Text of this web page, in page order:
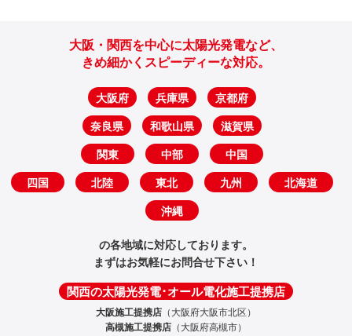
大阪・関西を中心に太陽光発電など、
きめ細かくスピーディーな対応。
大阪府 兵庫県 京都府
奈良県 和歌山県 滋賀県
関東 中部 中国
四国 北陸 東北 九州 北海道
沖縄
の各地域に対応しております。
まずはお気軽にお問合せ下さい！
関西の太陽光発電･オール電化施工提携店
大阪施工提携店 （大阪府大阪市北区）
高槻施工提携店 （大阪府高槻市）